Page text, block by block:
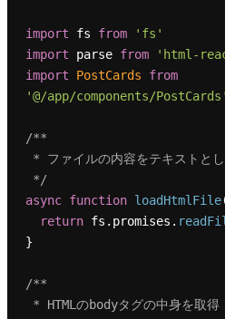
import fs from
'fs'
import parse from
'html-
import
PostCards
from
'@/app/components/PostCards'
/**
*/
async function loadHtmlFile
return fs. promises .
}
/**